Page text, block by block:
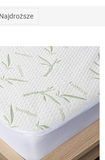
Najdroższe